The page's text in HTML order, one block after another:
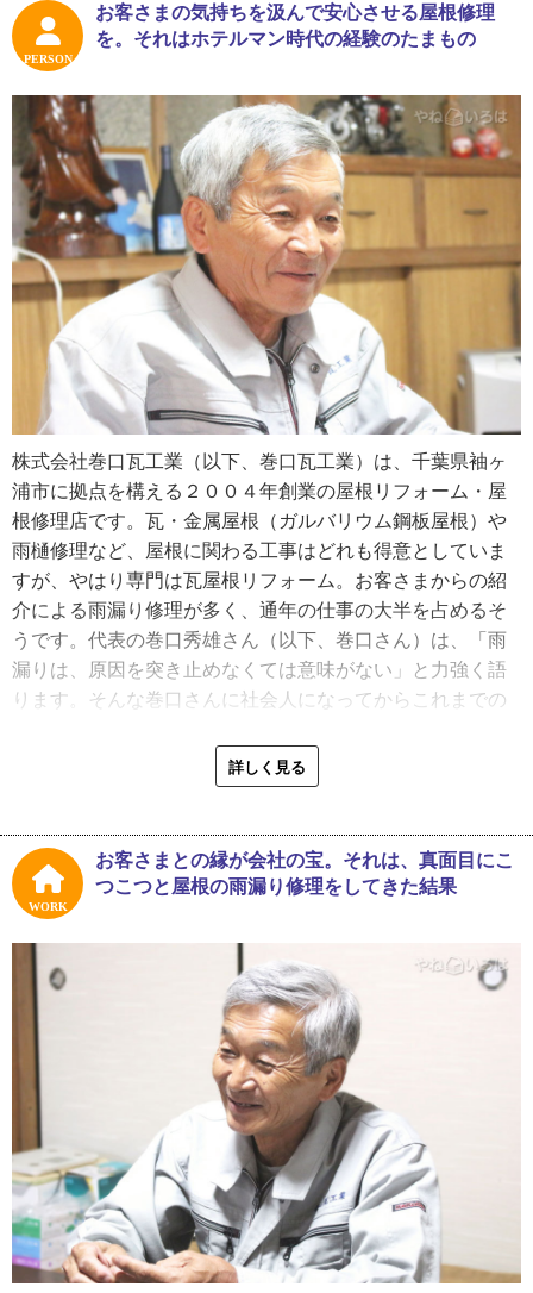
PERSON
お客さまの気持ちを汲んで安心させる屋根修理
を。それはホテルマン時代の経験のたまもの
株式会社巻口瓦工業（以下、巻口瓦工業）は、千葉県袖ヶ
浦市に拠点を構える２００４年創業の屋根リフォーム・屋
根修理店です。瓦・金属屋根（ガルバリウム鋼板屋根）や
雨樋修理など、屋根に関わる工事はどれも得意としていま
すが、やはり専門は瓦屋根リフォーム。お客さまからの紹
介による雨漏り修理が多く、通年の仕事の大半を占めるそ
うです。代表の巻口秀雄さん（以下、巻口さん）は、「雨
漏りは、原因を突き止めなくては意味がない」と力強く語
ります。そんな巻口さんに社会人になってからこれまでの
「生まれは新潟県白根市（現在は合併して新潟市）。若い
バイトをしていてね。その時すでに、屋根職人は格好良い
と憧れを抱いていました」と、意外な経歴を持つ巻口さ
ん。大学を中退後、知人に誘われて新潟のホテルの料飲部
うです。
「ホテルには３年ほど勤めました。今では屋根職人なの
で、ホテルマン時代の経験は関係ないかというと、そんな
ことはありません。ホテルの接客はサービス業の真骨頂だ
と思います。今もお客さまへの対応にはあの頃の経験が生
きています。お客さまとの話し方や接し方は、屋根職人の
仕事だけをしていても身に付かなかったですね」
そして、ホテルを退職後は、高校時代にしていた瓦屋のア
ルバイトを思い出し、瓦屋で職人見習いとして働き出しま
した。職人に憧れていた気持ちがよみがえり、この仕事が
好きだと実感したそうです。
詳しく見る
WORK
お客さまとの縁が会社の宝。それは、真面目にこ
つこつと屋根の雨漏り修理をしてきた結果